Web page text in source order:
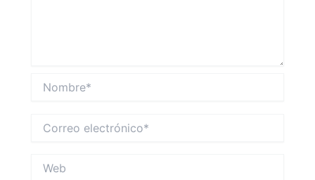
electrónico*